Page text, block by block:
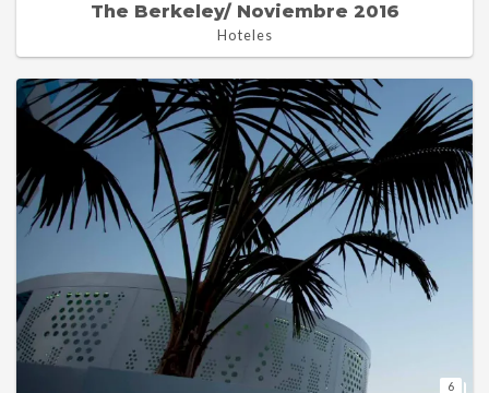
The Berkeley/ Noviembre 2016
Hoteles
6